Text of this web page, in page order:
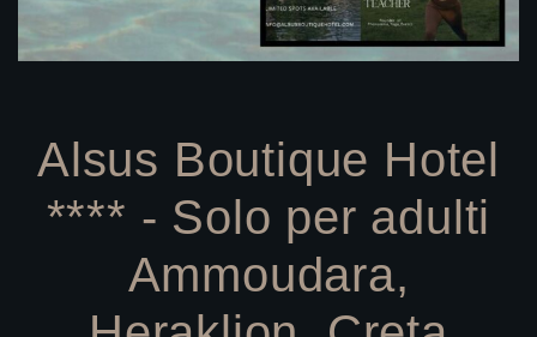
Alsus Boutique Hotel
**** - Solo per adulti
Ammoudara,